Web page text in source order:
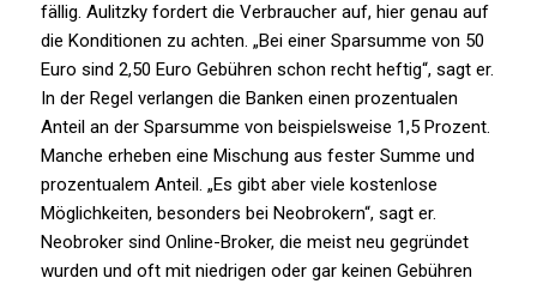
fällig. Aulitzky fordert die Verbraucher auf, hier genau auf
die Konditionen zu achten. „Bei einer Sparsumme von 50
Euro sind 2,50 Euro Gebühren schon recht heftig“, sagt er.
In der Regel verlangen die Banken einen prozentualen
Anteil an der Sparsumme von beispielsweise 1,5 Prozent.
Manche erheben eine Mischung aus fester Summe und
prozentualem Anteil. „Es gibt aber viele kostenlose
Möglichkeiten, besonders bei Neobrokern“, sagt er.
Neobroker sind Online-Broker, die meist neu gegründet
wurden und oft mit niedrigen oder gar keinen Gebühren